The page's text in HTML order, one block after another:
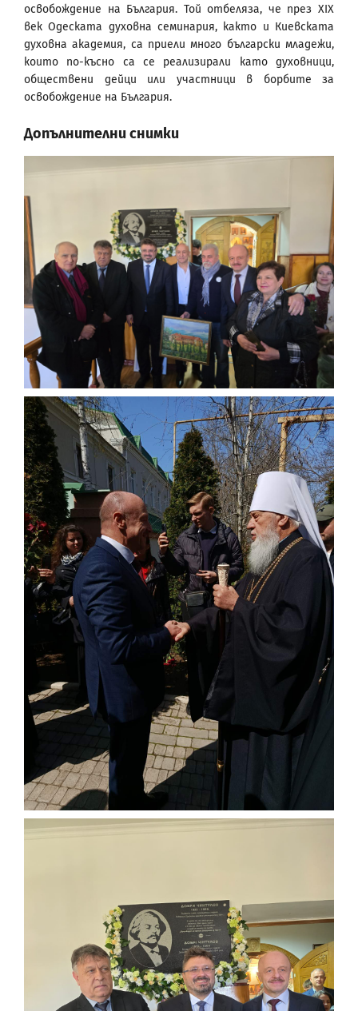
освобождение на България. Той отбеляза, че през XIX
век Одеската духовна семинария, както и Киевската
духовна академия, са приели много български младежи,
които по-късно са се реализирали като духовници,
обществени дейци или участници в борбите за
освобождение на България.
Допълнителни снимки